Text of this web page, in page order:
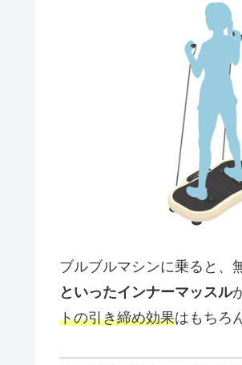
ブルブルマシンに乗ると、
といったインナーマッスル
トの引き締め効果はもちろ